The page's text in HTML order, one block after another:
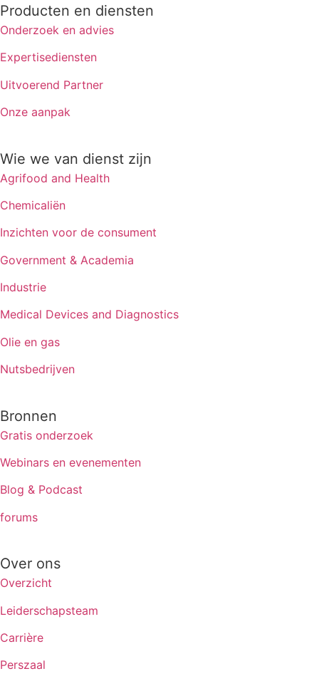
Producten en diensten
Onderzoek en advies
Expertisediensten
Uitvoerend Partner
Onze aanpak
Wie we van dienst zijn
Agrifood and Health
Chemicaliën
Inzichten voor de consument
Government & Academia
Industrie
Medical Devices and Diagnostics
Olie en gas
Nutsbedrijven
Bronnen
Gratis onderzoek
Webinars en evenementen
Blog & Podcast
forums
Over ons
Overzicht
Leiderschapsteam
Carrière
Perszaal